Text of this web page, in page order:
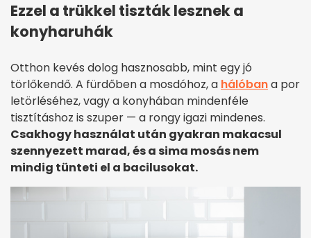
Ezzel a trükkel tiszták lesznek a
konyharuhák
Otthon kevés dolog hasznosabb, mint egy jó
törlőkendő. A fürdőben a mosdóhoz, a hálóbana por
letörléséhez, vagy a konyhában mindenféle
tisztításhoz is szuper — a rongy igazi mindenes.
Csakhogy használat után gyakran makacsul
szennyezett marad, és a sima mosás nem
mindig tünteti el a bacilusokat.